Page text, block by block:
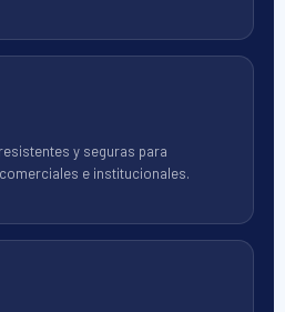
y seguras para
e institucionales.